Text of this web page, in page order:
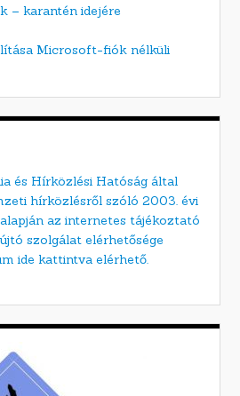
– karantén idejére
Microsoft-fiók nélküli
és Hírközlési Hatóság által
hírközlésről szóló 2003. évi
az internetes tájékoztató
szolgálat elérhetősége
ide kattintva elérhető.